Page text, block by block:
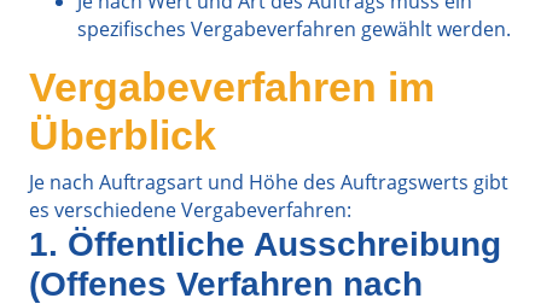
spezifisches Vergabeverfahren gewählt werden.
Vergabeverfahren im
Überblick
Je nach Auftragsart und Höhe des Auftragswerts gibt
es verschiedene Vergabeverfahren:
1. Öffentliche Ausschreibung
(Offenes Verfahren nach